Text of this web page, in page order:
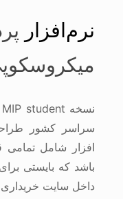
نرم‌افزار
سراسر کشور
افزار شامل
باشد که بایستی
داخل سایت